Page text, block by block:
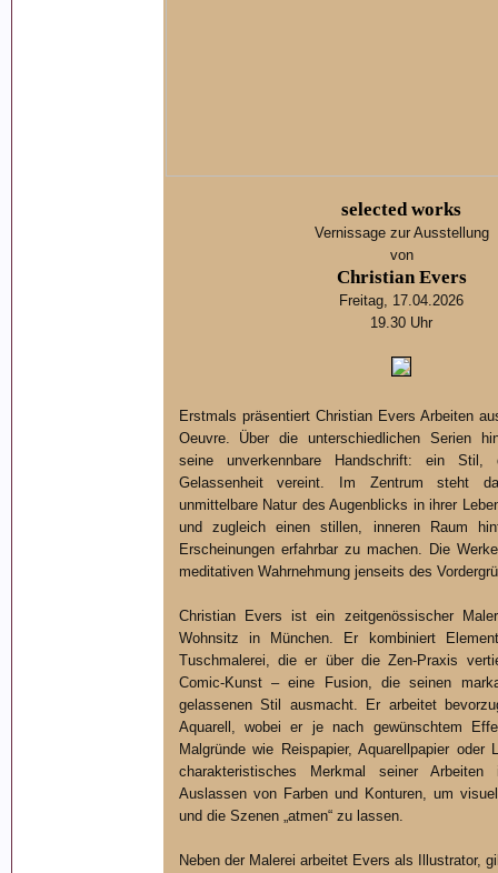
selected works
Vernissage zur Ausstellung
von
Christian Evers
Freitag, 17.04.2026
19.30 Uhr
Erstmals präsentiert Christian Evers Arbeiten
Oeuvre. Über die unterschiedlichen Serien
seine unverkennbare Handschrift: ein Stil,
Gelassenheit vereint. Im Zentrum steht
unmittelbare Natur des Augenblicks in ihrer
und zugleich einen stillen, inneren Raum
Erscheinungen erfahrbar zu machen. Die
meditativen Wahrnehmung jenseits des
Christian Evers ist ein zeitgenössischer
Wohnsitz in München. Er kombiniert
Tuschmalerei, die er über die Zen-Praxis
Comic-Kunst – eine Fusion, die seinen
gelassenen Stil ausmacht. Er arbeitet
Aquarell, wobei er je nach gewünschtem
Malgründe wie Reispapier, Aquarellpapier oder
charakteristisches Merkmal seiner
Auslassen von Farben und Konturen, um
und die Szenen „atmen“ zu lassen.
Neben der Malerei arbeitet Evers als Illustrator,